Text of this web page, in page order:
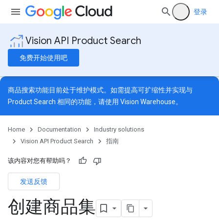
登录
Vision API Product Search
免费开始使用吧
商品搜索功能目前处于维护模式。如需提高可扩缩性并实现与
Product Search 相同的功能，请使用 Vision Warehouse。
Home Documentation
Industry solutions
Vision API Product Search
指南
该内容对您有帮助吗？
发送反馈
创建商品集